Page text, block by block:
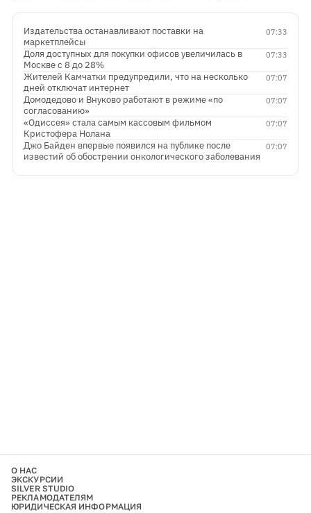
07:33
Издательства останавливают поставки на
маркетплейсы
07:33
Доля доступных для покупки офисов увеличилась в
Москве с 8 до 28%
07:07
Жителей Камчатки предупредили, что на несколько
дней отключат интернет
07:07
Домодедово и Внуково работают в режиме «по
согласованию»
07:07
«Одиссея» стала самым кассовым фильмом
Кристофера Нолана
07:07
Джо Байден впервые появился на публике после
известий об обострении онкологического заболевания
О НАС
ЭКСКУРСИИ
SILVER STUDIO
РЕКЛАМОДАТЕЛЯМ
ЮРИДИЧЕСКАЯ ИНФОРМАЦИЯ